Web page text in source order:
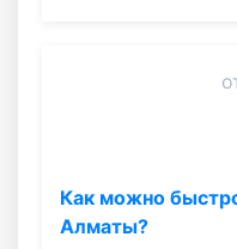
Как можно
Алматы?